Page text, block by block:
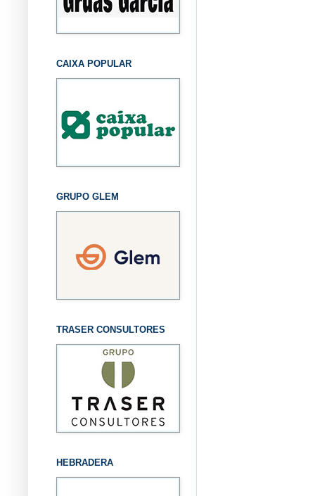
CAIXA POPULAR
GRUPO GLEM
TRASER CONSULTORES
HEBRADERA